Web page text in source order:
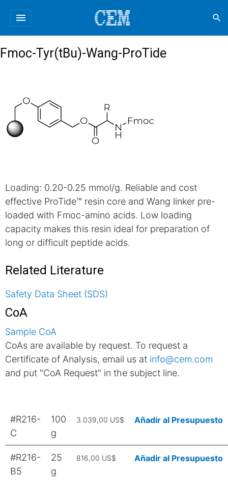
menu search
Fmoc-Tyr(tBu)-Wang-ProTide
Loading: 0.20-0.25 mmol/g. Reliable and cost
effective ProTide™ resin core and Wang linker pre-
loaded with Fmoc-amino acids. Low loading
capacity makes this resin ideal for preparation of
long or difficult peptide acids.
Related Literature
Safety Data Sheet (SDS)
CoA
Sample CoA
CoAs are available by request. To request a
Certificate of Analysis, email us at info@cem.com
and put "CoA Request" in the subject line.
#R216-
C
100
g
3.039,00 US$ Añadir al Presupuesto
#R216-
B5
25
g
816,00 US$ Añadir al Presupuesto